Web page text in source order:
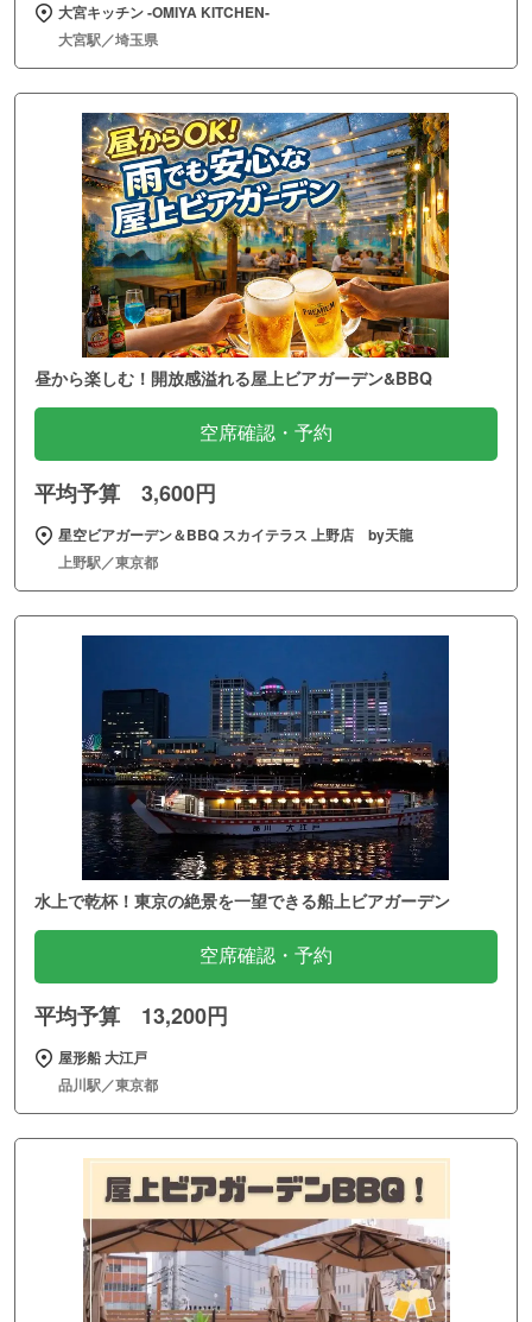
大宮キッチン ‐OMIYA KITCHEN‐
大宮駅／埼玉県
昼から楽しむ！開放感溢れる屋上ビアガーデン&BBQ
空席確認・予約
平均予算 3,600円
星空ビアガーデン＆BBQ スカイテラス 上野店 by天龍
上野駅／東京都
水上で乾杯！東京の絶景を一望できる船上ビアガーデン
空席確認・予約
平均予算 13,200円
屋形船 大江戸
品川駅／東京都